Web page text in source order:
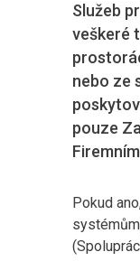
Služeb
veškeré
nebo ze
pouze
Pokud